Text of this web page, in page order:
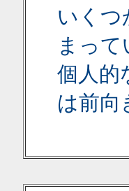
いくつ
まって
個人的
は前向